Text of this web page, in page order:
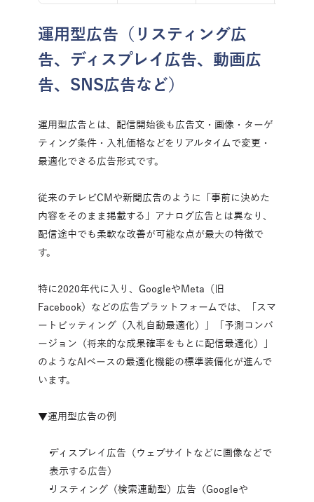
運用型広告（リスティング広
告、ディスプレイ広告、動画広
告、SNS広告など）
運用型広告とは、配信開始後も広告文・画像・ターゲ
ティング条件・入札価格などをリアルタイムで変更・
最適化できる広告形式です。
従来のテレビCMや新聞広告のように「事前に決めた
内容をそのまま掲載する」アナログ広告とは異なり、
配信途中でも柔軟な改善が可能な点が最大の特徴で
す。
特に2020年代に入り、GoogleやMeta（旧
Facebook）などの広告プラットフォームでは、「スマ
ートビッティング（入札自動最適化）」「予測コンバ
ージョン（将来的な成果確率をもとに配信最適化）」
のようなAIベースの最適化機能の標準装備化が進んで
います。
▼運用型広告の例
ディスプレイ広告（ウェブサイトなどに画像などで
表示する広告）
リスティング（検索連動型）広告（Googleや